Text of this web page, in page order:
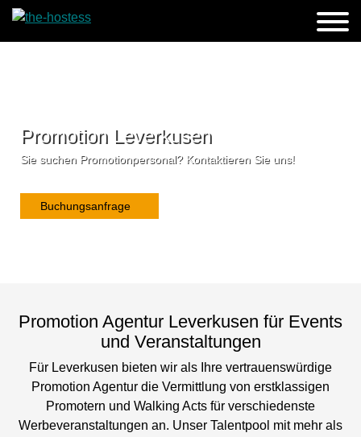
Promotion Leverkusen
Sie suchen Promotionpersonal? Kontaktieren Sie uns!
Buchungsanfrage
Promotion Agentur Leverkusen für Events
und Veranstaltungen
Für Leverkusen bieten wir als Ihre vertrauenswürdige
Promotion Agentur die Vermittlung von erstklassigen
Promotern und Walking Acts für verschiedenste
Werbeveranstaltungen an. Unser Talentpool mit mehr als